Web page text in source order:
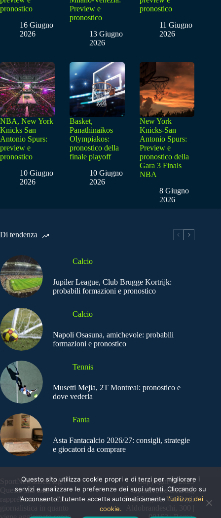
pronostico
16 Giugno
2026
Preview e
pronostico
13 Giugno
2026
pronostico
11 Giugno
2026
NBA, New York
Knicks San
Antonio Spurs:
preview e
pronostico
10 Giugno
2026
Basket,
Panathinaikos
Olympiakos:
pronostico della
finale playoff
10 Giugno
2026
New York
Knicks-San
Antonio Spurs:
Preview e
pronostico della
Gara 3 Finals
NBA
8 Giugno
2026
Di tendenza
Calcio
Jupiler League, Club Brugge Kortrijk:
probabili formazioni e pronostico
Calcio
Napoli Osasuna, amichevole: probabili
formazioni e pronostico
Tennis
Musetti Mejia, 2T Montreal: pronostico e
dove vederla
Fanta
Asta Fantacalcio 2026/27: consigli, strategie
e giocatori da comprare
SportNews.BetFlag -
Questo sito non
rappresenta una testata
giornalistica in quanto
Copyright © 2025
SportNews BetFlag
Sede Legale: Via degli
Aldobrandeschi, 300 |
Questo sito utilizza cookie propri e di terzi per migliorare i
servizi e analizzare le preferenze dei suoi utenti. Cliccando su
"Acconsento" l'utente accetta automaticamente l'utilizzo dei
cookie.